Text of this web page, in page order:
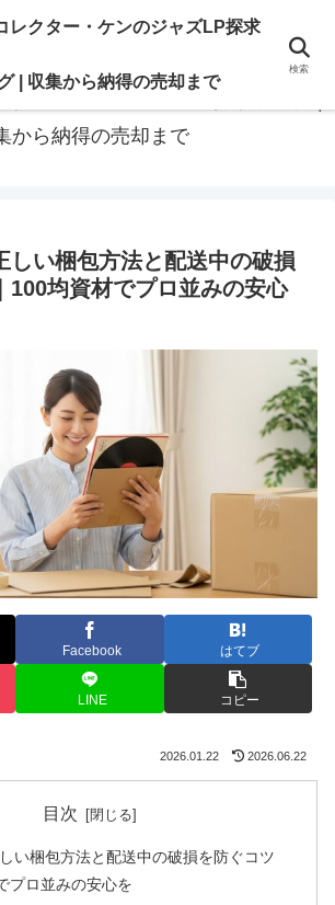
知識の先にある。オリジナル盤も、賢いセカンド盤
から納得の売却まで
しい梱包方法と配送中の破損
100均資材でプロ並みの安心
Facebook はてブ
LINE コピー
2026.01.22 2026.06.22
目次
い梱包方法と配送中の破損を防ぐコツ
プロ並みの安心を
レクター・ケンのジャズLP探求
| 収集から納得の売却まで
検索